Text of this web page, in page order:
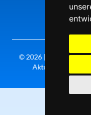
© 2026 |
Aktualisierung: